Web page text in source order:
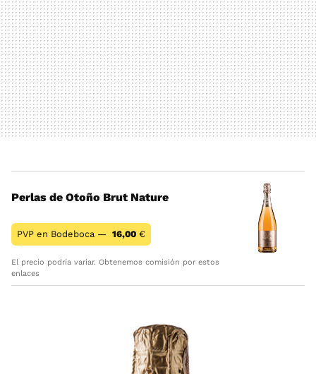
Perlas de Otoño Brut Nature
PVP en Bodeboca — 16,00 €
El precio podría variar. Obtenemos comisión por estos
enlaces